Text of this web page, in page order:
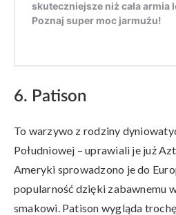
6. Patison
To warzywo z rodziny
Południowej – uprawiali je już
Ameryki sprowadzono je do
popularność dzięki zabawnemu
smakowi. Patison wygląda